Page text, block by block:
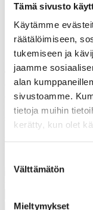
Tämä sivusto
Käytämme
räätälöimiseen,
tukemiseen ja
jaamme
alan
sivustoamme.
tietoja muihin
kerätty, kun olet
valinta
Välttämätön
Mieltymykset
sivut,
316L
Yhteensopivuus:Cubo
Tuotekoodi:
Casemet Cubo U -
ovat pölytiiviitä,
lämmönkesto.
silikonitiiviste. Ne
Saranallisen version
Mitat ja paino